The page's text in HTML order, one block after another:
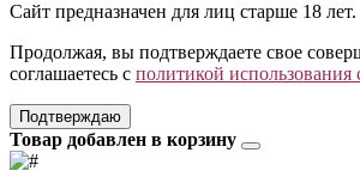
Сайт предназначен для лиц старше 18 лет.
Продолжая, вы подтверждаете свое
соглашаетесь с политикой использования
Подтверждаю
Товар добавлен в корзину